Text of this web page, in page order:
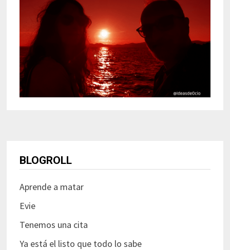
BLOGROLL
Aprende a matar
Evie
Tenemos una cita
Ya está el listo que todo lo sabe